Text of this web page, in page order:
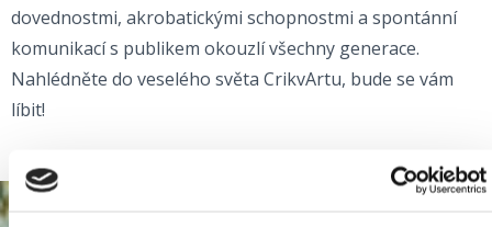
dovednostmi, akrobatickými schopnostmi a spontánní
komunikací s publikem okouzlí všechny generace.
Nahlédněte do veselého světa CrikvArtu, bude se vám
líbit!